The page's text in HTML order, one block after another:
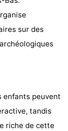
sur des
enfants peuvent
tandis
riche de cette